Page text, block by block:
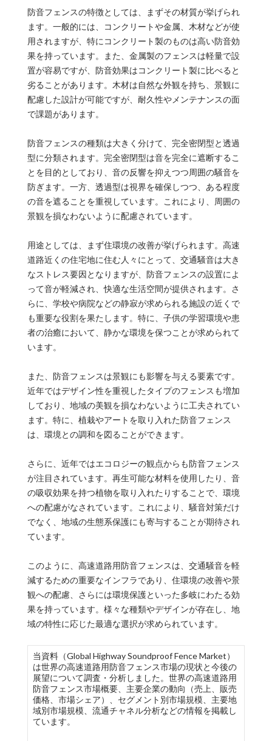
防音フェンスの特徴としては、まずその材質が挙げられ
ます。一般的には、コンクリートや金属、木材などが使
用されますが、特にコンクリート製のものは高い防音効
果を持っています。また、金属製のフェンスは軽量で設
置が容易ですが、防音効果はコンクリート製に比べると
劣ることがあります。木材は自然な外観を持ち、景観に
配慮した設計が可能ですが、耐久性やメンテナンスの面
で課題があります。
防音フェンスの種類は大きく分けて、完全密閉型と透過
型に分類されます。完全密閉型は音を完全に遮断するこ
とを目的としており、音の反響を抑えつつ周囲の騒音を
防ぎます。一方、透過型は視界を確保しつつ、ある程度
の音を遮ることを重視しています。これにより、周囲の
景観を損なわないように配慮されています。
用途としては、まず住環境の改善が挙げられます。高速
道路近くの住宅地に住む人々にとって、交通騒音は大き
なストレス要因となりますが、防音フェンスの設置によ
って音が軽減され、快適な生活空間が提供されます。さ
らに、学校や病院などの静寂が求められる施設の近くで
も重要な役割を果たします。特に、子供の学習環境や患
者の治癒において、静かな環境を保つことが求められて
います。
また、防音フェンスは景観にも影響を与える要素です。
近年ではデザイン性を重視したタイプのフェンスも増加
しており、地域の美観を損なわないように工夫されてい
ます。特に、植栽やアートを取り入れた防音フェンス
は、環境との調和を図ることができます。
さらに、近年ではエコロジーの観点からも防音フェンス
が注目されています。再生可能な材料を使用したり、音
の吸収効果を持つ植物を取り入れたりすることで、環境
への配慮がなされています。これにより、騒音対策だけ
でなく、地域の生態系保護にも寄与することが期待され
ています。
このように、高速道路用防音フェンスは、交通騒音を軽
減するための重要なインフラであり、住環境の改善や景
観への配慮、さらには環境保護といった多岐にわたる効
果を持っています。様々な種類やデザインが存在し、地
域の特性に応じた最適な選択が求められています。
当資料（Global Highway Soundproof Fence Market）
は世界の高速道路用防音フェンス市場の現状と今後の
展望について調査・分析しました。世界の高速道路用
防音フェンス市場概要、主要企業の動向（売上、販売
価格、市場シェア）、セグメント別市場規模、主要地
域別市場規模、流通チャネル分析などの情報を掲載し
ています。